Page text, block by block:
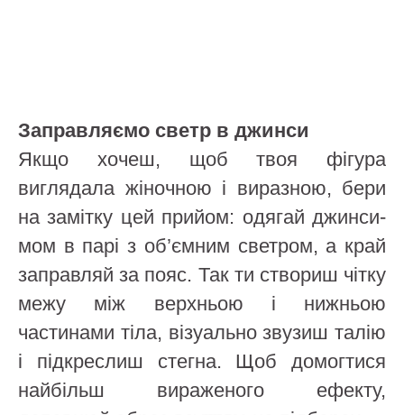
Заправляємо светр в джинси
Якщо хочеш, щоб твоя фігура
виглядала жіночною і виразною, бери
на замітку цей прийом: одягай джинси-
мом в парі з об’ємним светром, а край
заправляй за пояс. Так ти створиш чітку
межу між верхньою і нижньою
частинами тіла, візуально звузиш талію
і підкреслиш стегна. Щоб домогтися
найбільш вираженого ефекту,